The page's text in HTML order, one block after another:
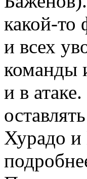
какой-то
и всех
команды
и в
Хурадо и